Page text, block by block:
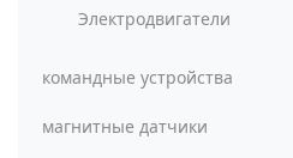
Электродвигатели
командные устройства
магнитные датчики